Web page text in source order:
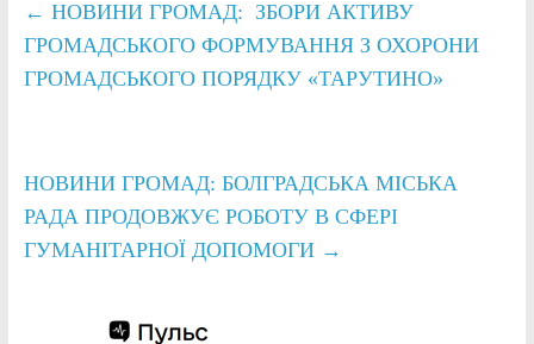
← НОВИНИ ГРОМАД: ЗБОРИ АКТИВУ
ГРОМАДСЬКОГО ФОРМУВАННЯ З ОХОРОНИ
ГРОМАДСЬКОГО ПОРЯДКУ «ТАРУТИНО»
НОВИНИ ГРОМАД: БОЛГРАДСЬКА МІСЬКА
РАДА ПРОДОВЖУЄ РОБОТУ В СФЕРІ
ГУМАНІТАРНОЇ ДОПОМОГИ →